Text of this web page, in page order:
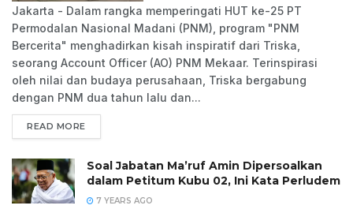
Jakarta - Dalam rangka memperingati HUT ke-25 PT
Permodalan Nasional Madani (PNM), program "PNM
Bercerita" menghadirkan kisah inspiratif dari Triska,
seorang Account Officer (AO) PNM Mekaar. Terinspirasi
oleh nilai dan budaya perusahaan, Triska bergabung
dengan PNM dua tahun lalu dan...
READ MORE
Soal Jabatan Ma’ruf Amin Dipersoalkan
dalam Petitum Kubu 02, Ini Kata Perludem
7 YEARS AGO